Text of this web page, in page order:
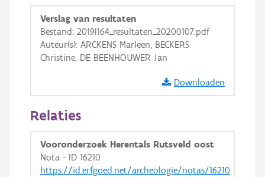
Basis Lagen
OSM-Basiskaart
GRB-Basiskaart
GRB-Basiskaart in grijswaarden
Verslag van resultaten
Bestand: 2019I164_resultaten_20200107.pdf
Auteur(s): ARCKENS Marleen, BECKERS
Christine, DE BEENHOUWER Jan
Downloaden
Relaties
Vooronderzoek Herentals Rutsveld oost
Nota - ID 16210
https://id.erfgoed.net/archeologie/notas/16210